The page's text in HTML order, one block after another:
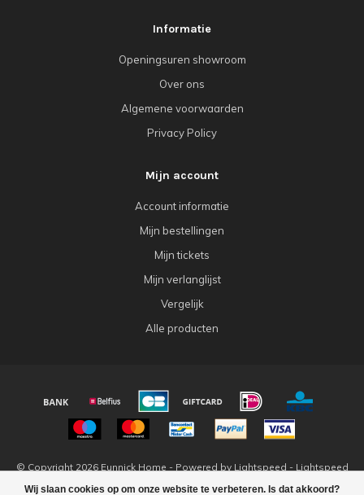
Wij slaan cookies op om onze website te verbeteren. Is dat akkoord?
Informatie
Openingsuren showroom
Over ons
Algemene voorwaarden
Privacy Policy
Mijn account
Account informatie
Mijn bestellingen
Mijn tickets
Mijn verlanglijst
Vergelijk
Alle producten
© Copyright 2026 Eunnick Home - Powered by Lightspeed - Lightspeed
designbyDyvelopment